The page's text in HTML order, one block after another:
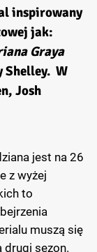
inspirowany
jak:
Graya
W
Josh
jest na 26
z wyżej
to
muszą się
drugi sezon.